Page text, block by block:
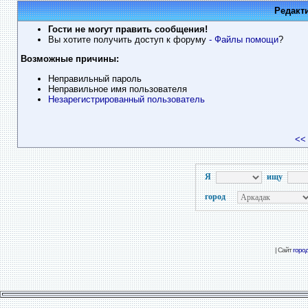
Гости не могут править сообщения!
Вы хотите получить доступ к форуму - Файлы помощи?
Возможные причины:
Неправильный пароль
Неправильное имя пользователя
Незарегистрированный пользователь
<<
Я ищу
город
| Сайт